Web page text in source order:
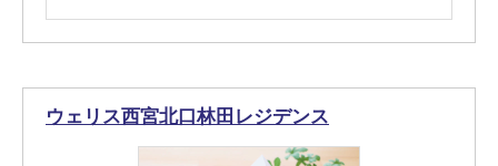
ウェリス西宮北口林田レジデンス